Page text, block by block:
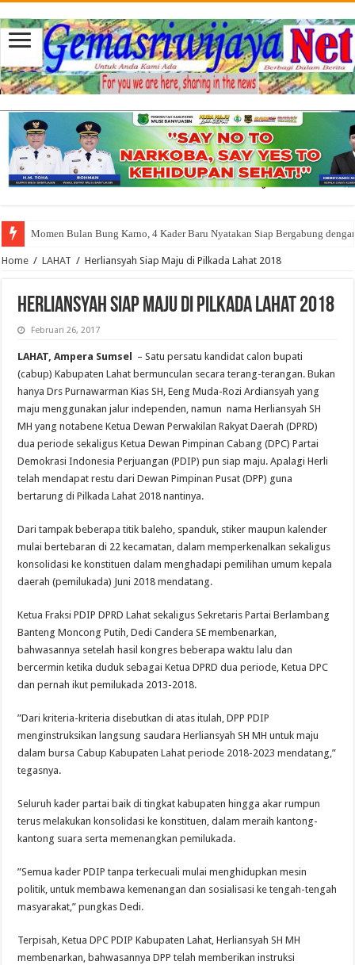
Momen Bulan Bung Karno, 4 Kader Baru Nyatakan Siap Bergabung
Home / LAHAT / Herliansyah Siap Maju di Pilkada Lahat 2018
Herliansyah Siap Maju di Pilkada Lahat 2018
Februari 26, 2017
LAHAT, Ampera Sumsel
– Satu persatu kandidat calon bupati
(cabup) Kabupaten Lahat bermunculan secara terang-terangan. Bukan
hanya Drs Purnawarman Kias SH, Eeng Muda-Rozi Ardiansyah yang
maju menggunakan jalur independen, namun nama Herliansyah SH
MH yang notabene Ketua Dewan Perwakilan Rakyat Daerah (DPRD)
dua periode sekaligus Ketua Dewan Pimpinan Cabang (DPC) Partai
Demokrasi Indonesia Perjuangan (PDIP) pun siap maju. Apalagi Herli
telah mendapat restu dari Dewan Pimpinan Pusat (DPP) guna
bertarung di Pilkada Lahat 2018 nantinya.
Dari tampak beberapa titik baleho, spanduk, stiker maupun kalender
mulai bertebaran di 22 kecamatan, dalam memperkenalkan sekaligus
konsolidasi ke konstituen dalam menghadapi pemilihan umum kepala
daerah (pemilukada) Juni 2018 mendatang.
Ketua Fraksi PDIP DPRD Lahat sekaligus Sekretaris Partai Berlambang
Banteng Moncong Putih, Dedi Candera SE membenarkan,
bahwasannya setelah hasil kongres beberapa waktu lalu dan
bercermin ketika duduk sebagai Ketua DPRD dua periode, Ketua DPC
dan pernah ikut pemilukada 2013-2018.
”Dari kriteria-kriteria disebutkan di atas itulah, DPP PDIP
menginstruksikan langsung saudara Herliansyah SH MH untuk maju
dalam bursa Cabup Kabupaten Lahat periode 2018-2023 mendatang,”
tegasnya.
Seluruh kader partai baik di tingkat kabupaten hingga akar rumpun
terus melakukan konsolidasi ke konstituen, dalam meraih kantong-
kantong suara serta memenangkan pemilukada.
”Semua kader PDIP tanpa terkecuali mulai menghidupkan mesin
politik, untuk membawa kemenangan dan sosialisasi ke tengah-tengah
masyarakat,” pungkas Dedi.
Terpisah, Ketua DPC PDIP Kabupaten Lahat, Herliansyah SH MH
membenarkan, bahwasannya DPP telah memberikan instruksi